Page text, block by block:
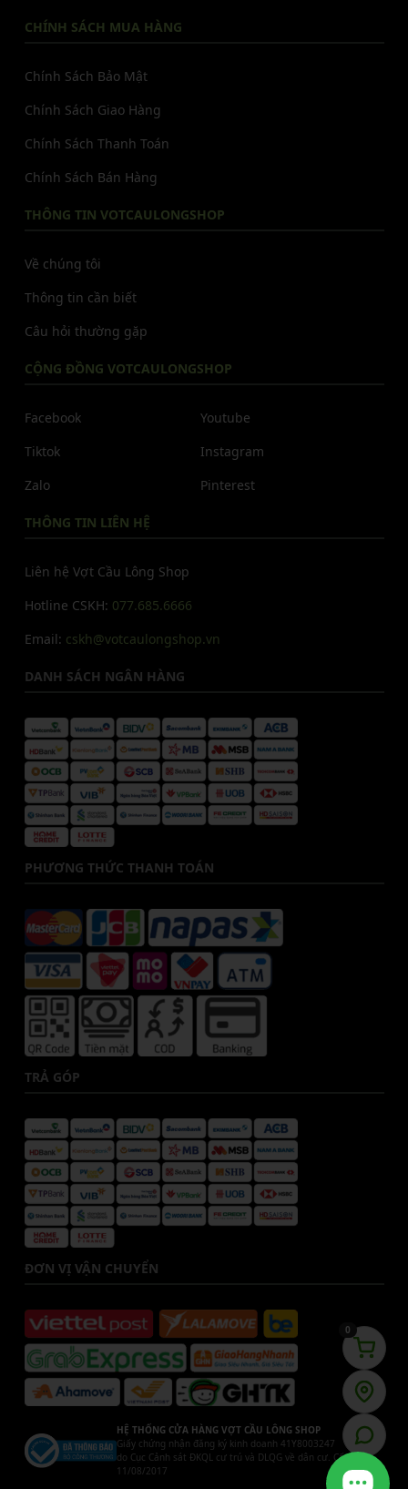
CHÍNH SÁCH MUA HÀNG
Chính Sách Bảo Mật
Chính Sách Giao Hàng
Chính Sách Thanh Toán
Chính Sách Bán Hàng
THÔNG TIN VOTCAULONGSHOP
Về chúng tôi
Thông tin cần biết
Câu hỏi thường gặp
CỘNG ĐỒNG VOTCAULONGSHOP
Facebook
Tiktok
Zalo
Youtube
Instagram
Pinterest
THÔNG TIN LIÊN HỆ
Liên hệ Vợt Cầu Lông Shop
Hotline CSKH: 077.685.6666
Email: cskh@votcaulongshop.vn
DANH SÁCH NGÂN HÀNG
PHƯƠNG THỨC THANH TOÁN
TRẢ GÓP
ĐƠN VỊ VẬN CHUYỂN
HỆ THỐNG CỬA HÀNG VỢT CẦU LÔNG SHOP
Giấy chứng nhận đăng ký kinh doanh 41Y8003247
do Cục Cảnh sát ĐKQL cư trú và DLQG về dân cư. Cấp ngày
11/08/2017
0